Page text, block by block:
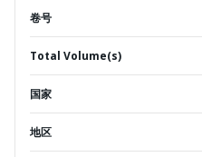
卷号
Total Volume(s)
国家
地区